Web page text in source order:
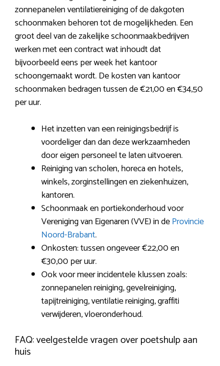
zonnepanelen ventilatiereiniging of de dakgoten
schoonmaken behoren tot de mogelijkheden. Een
groot deel van de zakelijke schoonmaakbedrijven
werken met een contract wat inhoudt dat
bijvoorbeeld eens per week het kantoor
schoongemaakt wordt. De kosten van kantoor
schoonmaken bedragen tussen de €21,00 en €34,50
per uur.
Het inzetten van een reinigingsbedrijf is
voordeliger dan dan deze werkzaamheden
door eigen personeel te laten uitvoeren.
Reiniging van scholen, horeca en hotels,
winkels, zorginstellingen en ziekenhuizen,
kantoren.
Schoonmaak en portiekonderhoud voor
Vereniging van Eigenaren (VVE) in deProvincie
Noord-Brabant.
Onkosten: tussen ongeveer €22,00 en
€30,00 per uur.
Ook voor meer incidentele klussen zoals:
zonnepanelen reiniging, gevelreiniging,
tapijtreiniging, ventilatie reiniging, graffiti
verwijderen, vloeronderhoud.
FAQ: veelgestelde vragen over poetshulp aan
huis